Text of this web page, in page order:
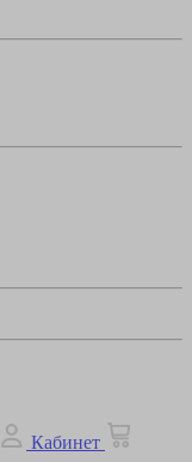
Кабинет